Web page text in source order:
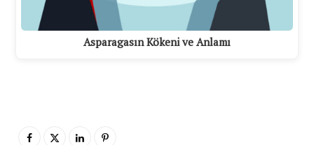
Asparagasın Kökeni ve Anlamı